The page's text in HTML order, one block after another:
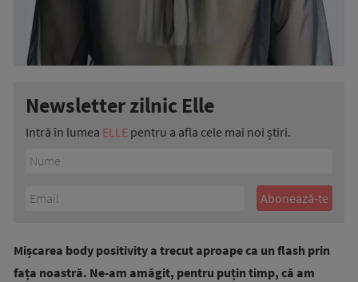
Newsletter zilnic Elle
Intră în lumea ELLE pentru a afla cele mai noi știri.
Mișcarea body positivity a trecut aproape ca un flash prin
fața noastră. Ne-am amăgit, pentru puțin timp, că am